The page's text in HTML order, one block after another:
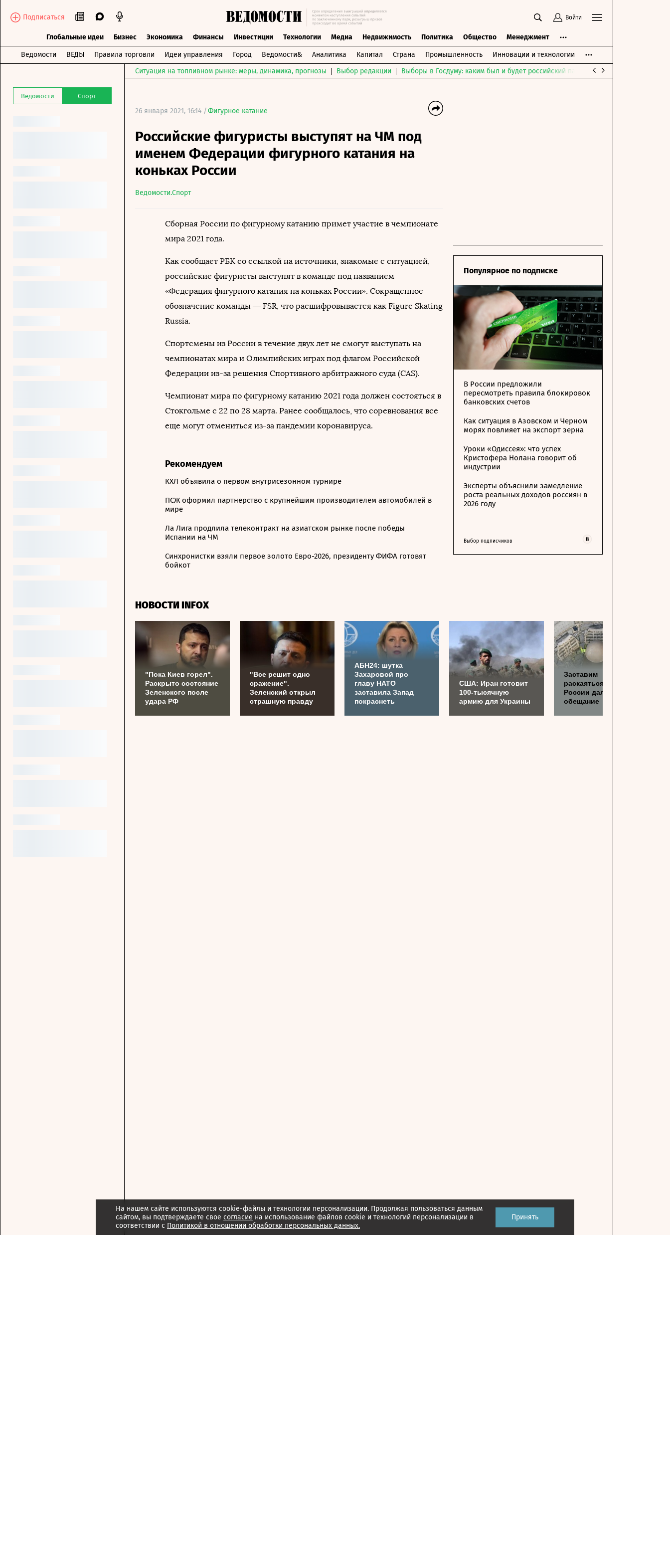
На нашем сайте используются cookie-файлы и технологии персонализации. Продолжая пользоваться данным
сайтом, вы подтверждаете свое согласие на использование файлов cookie и технологий персонализации в
соответствии с Политикой в отношении обработки персональных данных.
Принять
Подписаться Войти
Глобальные идеи Бизнес Экономика Финансы Инвестиции Технологии Медиа Недвижимость Политика Общество Менеджмент
Ведомости ВЕДЫ Правила торговли Идеи управления Город Ведомости& Аналитика Капитал Страна Промышленность Инновации и технологии
Ведомости Спорт
Ситуация на топливном рынке: меры, динамика, прогнозы Выбор редакции Выборы в Госдуму: каким был и будет российский парламент
26 января 2021, 16:14 /Фигурное катание
Российские фигуристы выступят на ЧМ под
именем Федерации фигурного катания на
коньках России
Ведомости.Спорт
Сборная России по фигурному катанию примет участие в чемпионате
мира 2021 года.
Как сообщает РБК со ссылкой на источники, знакомые с ситуацией,
российские фигуристы выступят в команде под названием
«Федерация фигурного катания на коньках России». Сокращенное
обозначение команды — FSR, что расшифровывается как Figure Skating
Russia.
Спортсмены из России в течение двух лет не смогут выступать на
чемпионатах мира и Олимпийских играх под флагом Российской
Федерации из-за решения Спортивного арбитражного суда (CAS).
Чемпионат мира по фигурному катанию 2021 года должен состояться в
Стокгольме с 22 по 28 марта. Ранее сообщалось, что соревнования все
еще могут отмениться из-за пандемии коронавируса.
Рекомендуем
КХЛ объявила о первом внутрисезонном турнире
ПСЖ оформил партнерство с крупнейшим производителем автомобилей в
мире
Ла Лига продлила телеконтракт на азиатском рынке после победы
Испании на ЧМ
Синхронистки взяли первое золото Евро-2026, президенту ФИФА готовят
бойкот
Популярное по подписке
В России предложили
пересмотреть правила блокировок
банковских счетов
Как ситуация в Азовском и Черном
морях повлияет на экспорт зерна
Уроки «Одиссея»: что успех
Кристофера Нолана говорит об
индустрии
Эксперты объяснили замедление
роста реальных доходов россиян в
2026 году
Выбор подписчиков
НОВОСТИ INFOX
"Пока Киев горел".
Раскрыто состояние
Зеленского после
удара РФ
"Все решит одно
сражение".
Зеленский открыл
страшную правду
АБН24: шутка
Захаровой про
главу НАТО
заставила Запад
покраснеть
США: Иран готовит
100-тысячную
армию для Украины
Заставим
раскаяться: союзник
России дал грозное
обещание